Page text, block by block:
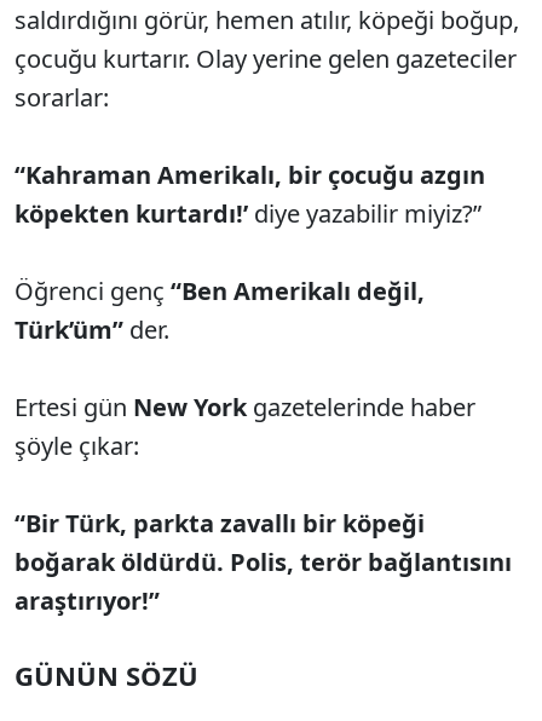
saldırdığını görür, hemen atılır, köpeği boğup,
çocuğu kurtarır. Olay yerine gelen gazeteciler
sorarlar:
“Kahraman Amerikalı, bir çocuğu azgın
köpekten kurtardı!’ diye yazabilir miyiz?”
Öğrenci genç “Ben Amerikalı değil,
Türk’üm” der.
Ertesi gün New Yorkgazetelerinde haber
şöyle çıkar:
“Bir Türk, parkta zavallı bir köpeği
boğarak öldürdü. Polis, terör bağlantısını
araştırıyor!”
GÜNÜN SÖZÜ